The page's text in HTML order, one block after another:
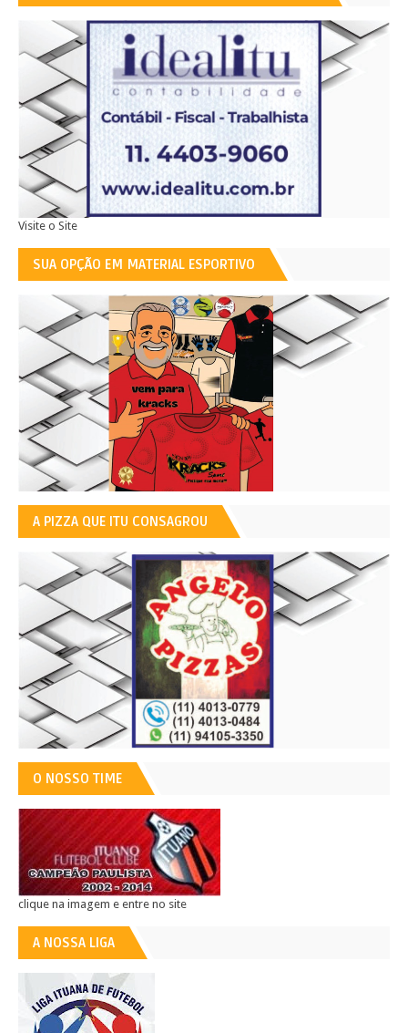
Visite o Site
SUA OPÇÃO EM MATERIAL ESPORTIVO
A PIZZA QUE ITU CONSAGROU
O NOSSO TIME
clique na imagem e entre no site
A NOSSA LIGA